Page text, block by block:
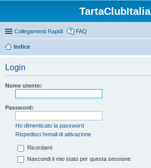
TartaClubItalia
Collegamenti Rapidi FAQ
Indice
Login
Nome utente:
Password:
Ho dimenticato la password
Rispedisci l’email di attivazione
Ricordami
Nascondi il mio stato per questa sessione